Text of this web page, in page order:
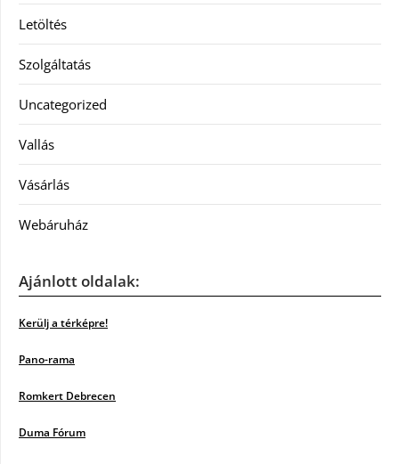
Letöltés
Szolgáltatás
Uncategorized
Vallás
Vásárlás
Webáruház
Ajánlott oldalak:
Kerülj a térképre!
Pano-rama
Romkert Debrecen
Duma Fórum